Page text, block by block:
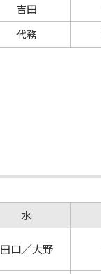
吉田
代務
水
田口／大野